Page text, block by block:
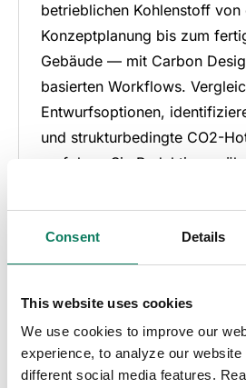
Consent Details
This website uses cookies
We use cookies to improve our
experience, to analyze our
different social media features.
betrieblichen Kohlenstoff von
Konzeptplanung bis zum
Gebäude — mit Carbon
basierten Workflows.
Entwurfsoptionen,
und strukturbedingte CO2-
verfolgen Sie Reduktionen
Entwurfsentscheidungen und
Berichterstattung zu